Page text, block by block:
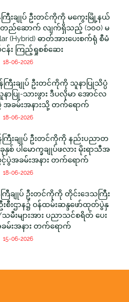
ြီးချုပ် ဦးတင်ကိုကို မကွေးမြို့နယ်
း တည်ဆောက် လျက်ရှိသည့် (၁၀၀) မ
(Hybrid) ဓာတ်အားပေးစက်ရုံ စီမံ
န်း ကြည့်ရှုစစ်ဆေး
18-06-2026
ကြီးချုပ် ဦးတင်ကိုကို သူနာပြုသိပ္ပံ
ာပြု-သားဖွား ဒီပလိုမာ အောင်လ
အခမ်းအနားသို့ တက်ရောက်
18-06-2026
ကြီးချုပ် ဦးတင်ကိုကို နည်းပညာတ
စ် ပါမောက္ခချုပ်ဖလား မိုးရာသီအ
င့်ပွဲအခမ်းအနား တက်ရောက်
18-06-2026
ြီချုပ် ဦးတင်ကိုကို တိုင်းဒေသကြီး
းဌာန၌ ဝန်ထမ်းဆန္ဒဖော်ထုတ်ပွဲနှ
မီးများအား ပညာသင်စရိတ် ပေး
ခမ်းအနား တက်ရောက်
15-06-2026